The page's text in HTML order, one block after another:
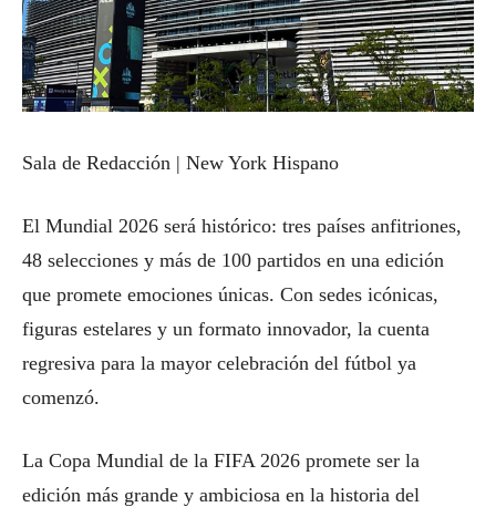
Sala de Redacción | New York Hispano
El Mundial 2026 será histórico: tres países anfitriones,
48 selecciones y más de 100 partidos en una edición
que promete emociones únicas. Con sedes icónicas,
figuras estelares y un formato innovador, la cuenta
regresiva para la mayor celebración del fútbol ya
comenzó.
La Copa Mundial de la FIFA 2026 promete ser la
edición más grande y ambiciosa en la historia del